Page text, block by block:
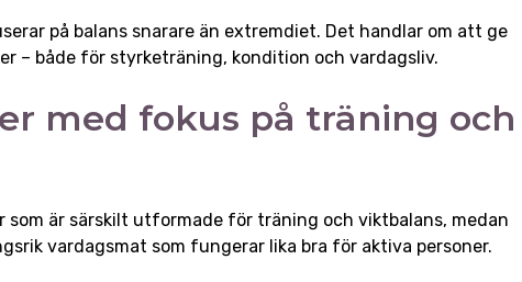
på balans snarare än extremdiet. Det handlar om att ge
– både för styrketräning, kondition och vardagsliv.
med fokus på träning och
som är särskilt utformade för träning och viktbalans, medan
vardagsmat som fungerar lika bra för aktiva personer.